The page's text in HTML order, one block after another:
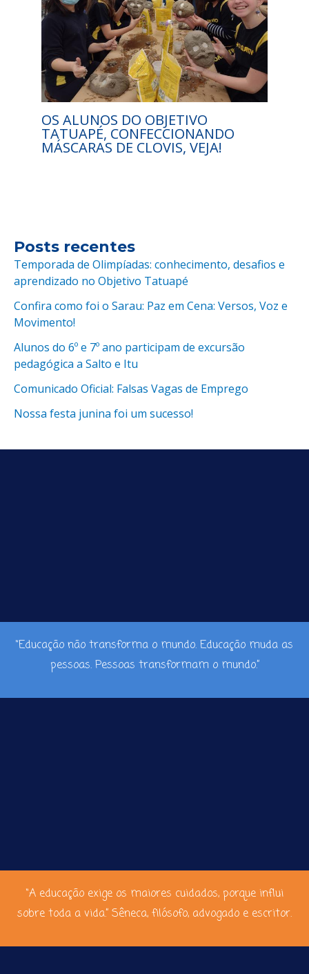
OS ALUNOS DO OBJETIVO
TATUAPÉ, CONFECCIONANDO
MÁSCARAS DE CLOVIS, VEJA!
Posts recentes
Temporada de Olimpíadas: conhecimento, desafios e
aprendizado no Objetivo Tatuapé
Confira como foi o Sarau: Paz em Cena: Versos, Voz e
Movimento!
Alunos do 6º e 7º ano participam de excursão
pedagógica a Salto e Itu
Comunicado Oficial: Falsas Vagas de Emprego
Nossa festa junina foi um sucesso!
“Educação não transforma o mundo. Educação muda as
pessoas. Pessoas transformam o mundo.”
“A educação exige os maiores cuidados, porque influi
sobre toda a vida.” Sêneca, filósofo, advogado e escritor.